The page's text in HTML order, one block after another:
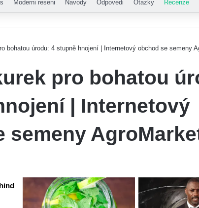
Moderni reseni Navody Odpovedi Otazky Recenze
bohatou úrodu: 4 stupně hnojení | Internetový obchod se semeny
pro bohatou
| Internetový
semeny